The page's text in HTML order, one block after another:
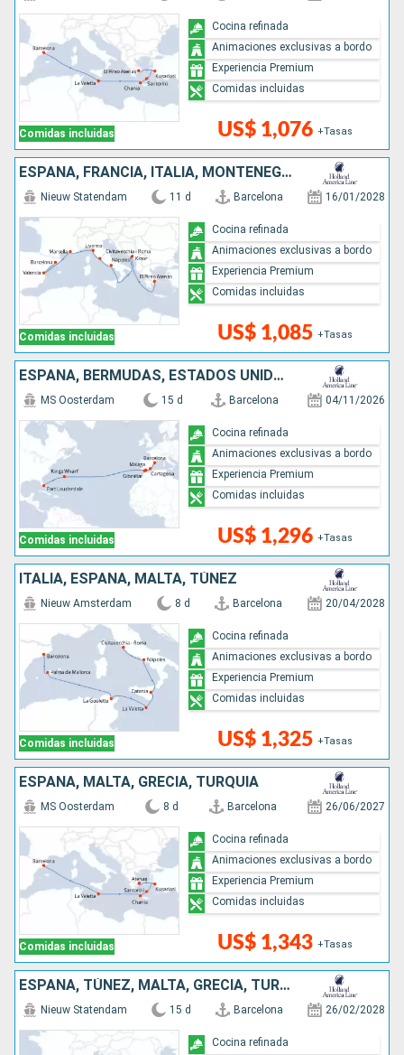
Comidas incluidas US$ 1,076 +Tasas
Cocina refinada
Animaciones exclusivas a bordo
Experiencia Premium
Comidas incluidas
ESPAÑA, FRANCIA, ITALIA, MONTENEGRO, GRECIA
Comidas incluidas
Nieuw Statendam 11 d Barcelona 16/01/2028
US$ 1,085 +Tasas
Cocina refinada
Animaciones exclusivas a bordo
Experiencia Premium
Comidas incluidas
ESPAÑA, BERMUDAS, ESTADOS UNIDOS
Comidas incluidas
MS Oosterdam 15 d Barcelona 04/11/2026
US$ 1,296 +Tasas
Cocina refinada
Animaciones exclusivas a bordo
Experiencia Premium
Comidas incluidas
ITALIA, ESPAÑA, MALTA, TÚNEZ
Comidas incluidas
Nieuw Amsterdam 8 d Barcelona 20/04/2028
US$ 1,325 +Tasas
Cocina refinada
Animaciones exclusivas a bordo
Experiencia Premium
Comidas incluidas
ESPAÑA, MALTA, GRECIA, TURQUÍA
Comidas incluidas
MS Oosterdam 8 d Barcelona 26/06/2027
US$ 1,343 +Tasas
Cocina refinada
Animaciones exclusivas a bordo
Experiencia Premium
Comidas incluidas
ESPAÑA, TÚNEZ, MALTA, GRECIA, TURQUÍA
Nieuw Statendam 15 d Barcelona 26/02/2028
Cocina refinada